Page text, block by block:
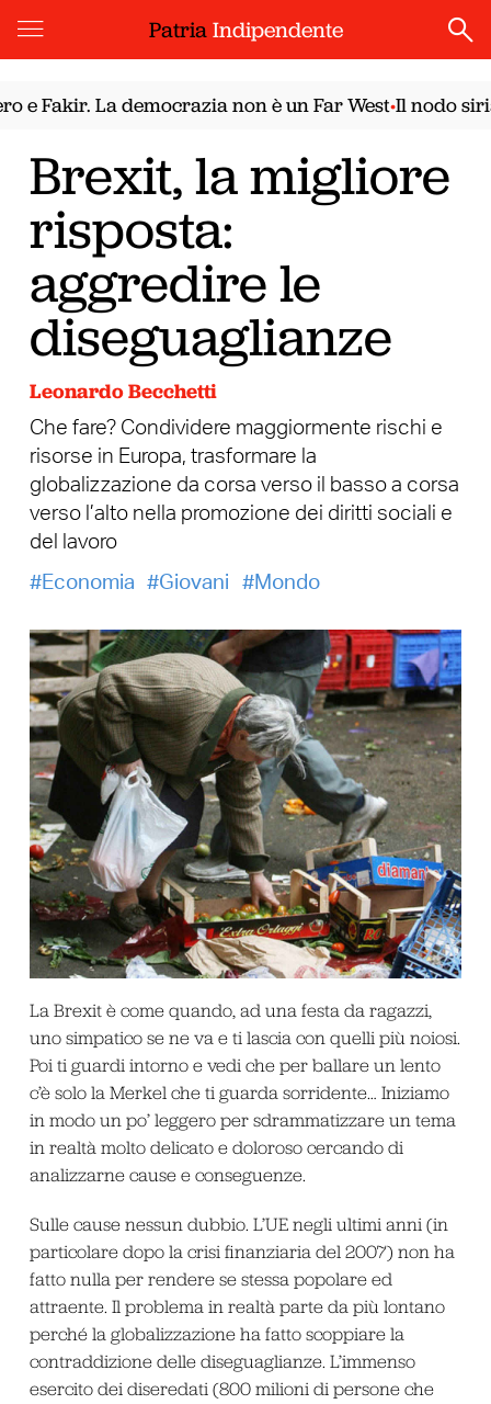
PatriaIndipendente
Fakir. La democrazia non è un Far West•Il nodo
Brexit, la migliore
risposta:
aggredire le
diseguaglianze
Leonardo Becchetti
Che fare? Condividere maggiormente rischi e
risorse in Europa, trasformare la
globalizzazione da corsa verso il basso a corsa
verso l’alto nella promozione dei diritti sociali e
del lavoro
Economia
Giovani Mondo
La Brexit è come quando, ad una festa da ragazzi,
uno simpatico se ne va e ti lascia con quelli più noiosi.
Poi ti guardi intorno e vedi che per ballare un lento
c’è solo la Merkel che ti guarda sorridente… Iniziamo
in modo un po’ leggero per sdrammatizzare un tema
in realtà molto delicato e doloroso cercando di
analizzarne cause e conseguenze.
Sulle cause nessun dubbio. L’UE negli ultimi anni (in
particolare dopo la crisi finanziaria del 2007) non ha
fatto nulla per rendere se stessa popolare ed
attraente. Il problema in realtà parte da più lontano
perché la globalizzazione ha fatto scoppiare la
contraddizione delle diseguaglianze. L’immenso
esercito dei diseredati (800 milioni di persone che